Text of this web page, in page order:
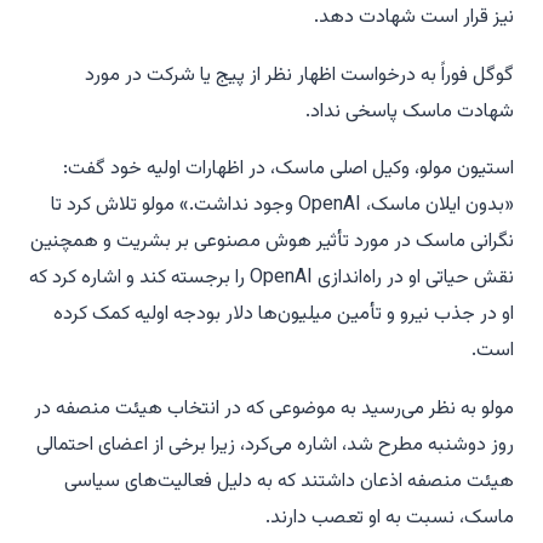
نیز قرار است شهادت دهد.
گوگل فوراً به درخواست اظهار نظر از پیج یا شرکت در مورد
شهادت ماسک پاسخی نداد.
استیون مولو، وکیل اصلی ماسک، در اظهارات اولیه خود گفت:
«بدون ایلان ماسک، OpenAI وجود نداشت.» مولو تلاش کرد تا
نگرانی ماسک در مورد تأثیر هوش مصنوعی بر بشریت و همچنین
نقش حیاتی او در راه‌اندازی OpenAI را برجسته کند و اشاره کرد که
او در جذب نیرو و تأمین میلیون‌ها دلار بودجه اولیه کمک کرده
است.
مولو به نظر می‌رسید به موضوعی که در انتخاب هیئت منصفه در
روز دوشنبه مطرح شد، اشاره می‌کرد، زیرا برخی از اعضای احتمالی
هیئت منصفه اذعان داشتند که به دلیل فعالیت‌های سیاسی
ماسک، نسبت به او تعصب دارند.